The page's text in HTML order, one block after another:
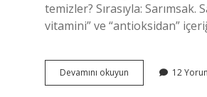
temizler? Sırasıyla:
vitamini” ve “antioksidan”
Devamını okuyun
Su
12